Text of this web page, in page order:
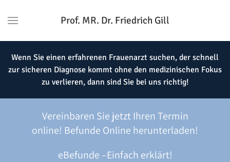
Prof. MR. Dr. Friedrich Gill
Wenn Sie einen erfahrenen Frauenarzt suchen, der schnell
zur sicheren Diagnose kommt ohne den medizinischen Fokus
zu verlieren, dann sind Sie bei uns richtig!
Vereinbaren Sie jetzt Ihren Termin
online! Befunde Online herunterladen!
eBefunde –Einfach erklärt!